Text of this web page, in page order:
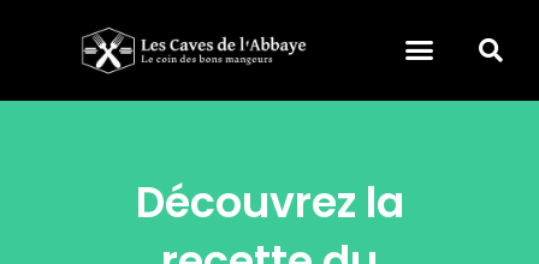
Découvrez la